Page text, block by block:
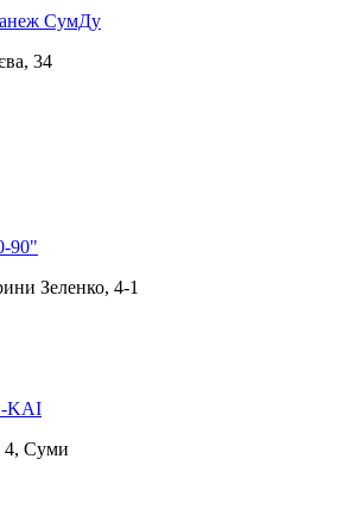
СумДу
34
90"
Зеленко, 4-1
KAI
4, Суми